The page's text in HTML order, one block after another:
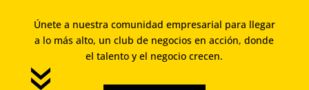
Únete a nuestra comunidad empresarial para llegar
a lo más alto, un club de negocios en acción, donde
el talento y el negocio crecen.